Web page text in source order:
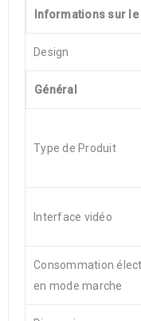
Informations sur
Design
Général
Type de Produit
Interface vidéo
Consommation
en mode marche